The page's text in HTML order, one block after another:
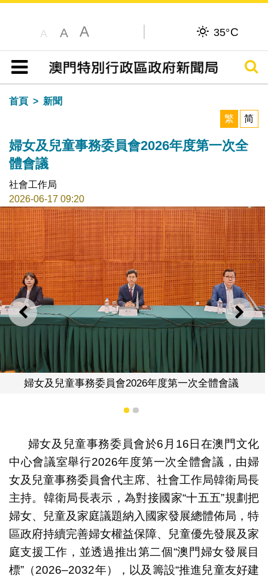
A A A 35°C
目錄
搜尋
首頁
新聞
繁
简
婦女及兒童事務委員會2026年度第一次全
體會議
社會工作局
2026-06-17 09:20
上一則 下一
婦女及兒童事務委員會2026年度第一次全體會議
1 2
婦女及兒童事務委員會於6月16日在澳門文化
中心會議室舉行2026年度第一次全體會議，由婦
女及兒童事務委員會代主席、社會工作局韓衛局長
主持。韓衛局長表示，為對接國家“十五五”規劃把
婦女、兒童及家庭議題納入國家發展總體佈局，特
區政府持續完善婦女權益保障、兒童優先發展及家
庭支援工作，並透過推出第二個“澳門婦女發展目
標”（2026–2032年），以及籌設“推進兒童友好建